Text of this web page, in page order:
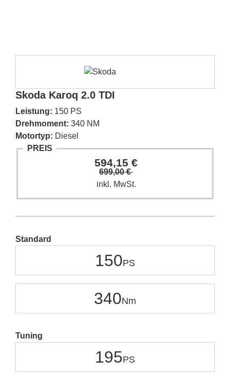
Skoda Karoq 2.0 TDI
Leistung: 150 PS
Drehmoment: 340 NM
Motortyp: Diesel
PREIS
594,15 €
699,00 €
inkl. MwSt.
Standard
150
340
Tuning
195